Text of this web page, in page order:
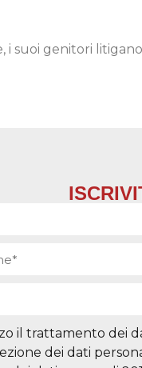
i suoi genitori
il trattamento dei
dei dati